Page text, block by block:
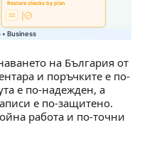
на България от
и поръчките е по-
е по-надежден, а
е по-защитено.
работа и по-точни